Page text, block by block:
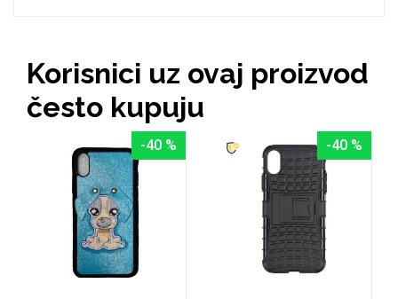
Korisnici uz ovaj proizvod
često kupuju
-40 % -40 %
Mandale / Cvjetni
motivi
MarbleMania